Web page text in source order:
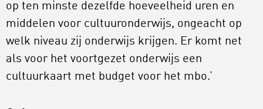
op ten minste dezelfde hoeveelheid uren en
middelen voor cultuuronderwijs, ongeacht op
welk niveau zij onderwijs krijgen. Er komt net
als voor het voortgezet onderwijs een
cultuurkaart met budget voor het mbo.’